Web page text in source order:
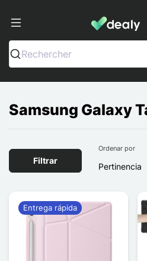
Dealy -
Rechercher
Samsung Galaxy
Filtrar
Ordenar por
Entrega rápida